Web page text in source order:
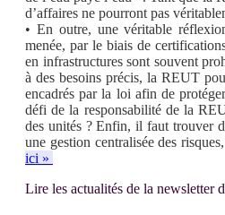
d’affaires ne pourront pas
• En outre, une véritable
menée, par le biais de
en infrastructures sont souvent
à des besoins précis, la REUT
encadrés par la loi afin de
défi de la responsabilité de la
des unités ? Enfin, il faut trouver
une gestion centralisée des
ici »
Lire les actualités de la newsletter